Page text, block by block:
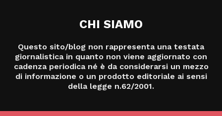
CHI SIAMO
Questo sito/blog non rappresenta una testata
giornalistica in quanto non viene aggiornato con
cadenza periodica né è da considerarsi un mezzo
di informazione o un prodotto editoriale ai sensi
della legge n.62/2001.